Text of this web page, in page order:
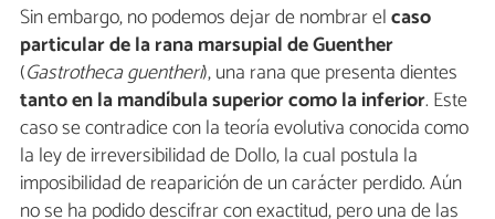
Sin embargo, no podemos dejar de nombrar elcaso
particular de la rana marsupial de Guenther
(Gastrotheca guentheri), una rana que presenta dientes
tanto en la mandíbula superior como la inferior. Este
caso se contradice con la teoría evolutiva conocida como
la ley de irreversibilidad de Dollo, la cual postula la
imposibilidad de reaparición de un carácter perdido. Aún
no se ha podido descifrar con exactitud, pero una de las